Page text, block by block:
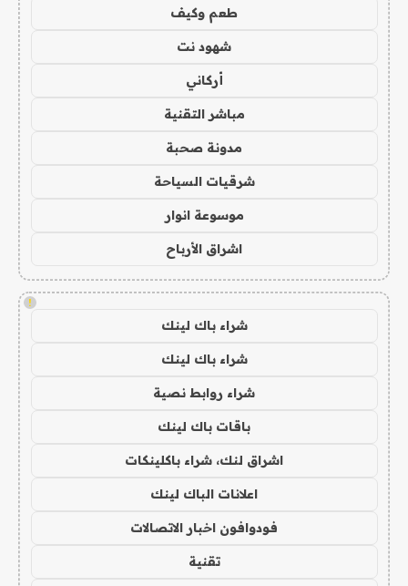
طعم وكيف
شهود نت
أركاني
مباشر التقنية
مدونة صحبة
شرقيات السياحة
موسوعة انوار
اشراق الأرباح
!
شراء باك لينك
شراء باك لينك
شراء روابط نصية
باقات باك لينك
اشراق لنك، شراء باكلينكات
اعلانات الباك لينك
فودوافون اخبار الاتصالات
تقنية